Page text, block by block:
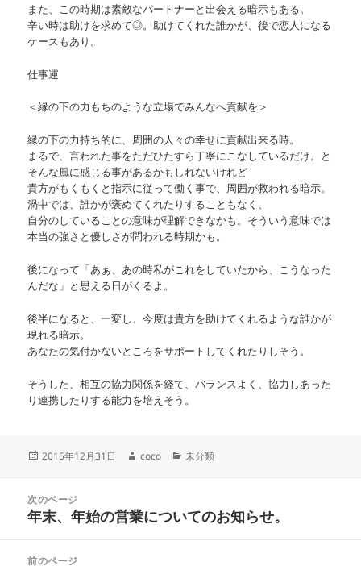
また、この時期は素敵なパートナーと出会える暗示もある。
辛い時は助けを求めて◎。助けてくれた誰かが、後で恋人になる
ケースもあり。
仕事運
＜縁の下の力もちのような立場でみんなへ貢献を＞
縁の下の力持ち的に、周囲の人々の幸せに貢献出来る時。
まるで、言われた事をただひたすら丁寧にこなしているだけ。と
そんな風に感じる事があるかもしれないけれど
貴方がもくもくと指示に従って働く事で、周囲が救われる暗示。
渦中では、誰かが褒めてくれたりすることもなく、
自分のしていることの意味が理解できなかも。そういう意味では
本当の強さと優しさが問われる時期かも。
後になって「あぁ、あの時私がこれをしていたから、こうなった
んだな」と思える日がくるよ。
後半になると、一変し、今度は貴方を助けてくれるような誰かが
現れる暗示。
あなたの気付かないところをサポートしてくれたりしそう。
そうした、相互の協力関係を経て、バランスよく、協力しあった
り連携したりする能力を培えそう。
投
2015年12月31日
作
coco
カ
ー
未分類
次のページ
前
稿:
年末、年始の営業についてのお知らせ。
前のページ